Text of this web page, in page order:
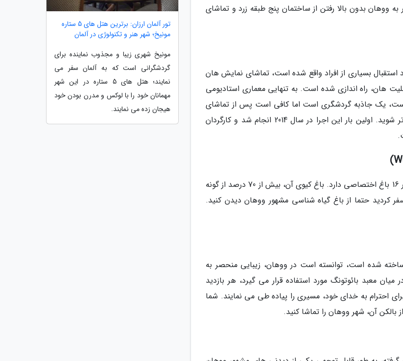
ووهان بدون بالا رفتن از ساختمان پنج طبقه زرد و تماشای
بسیاری از افراد واقع شده است، تماشای نمایش هان
هان، راه اندازی شده است. به تنهایی معماری استادیومی
یک جاذبه گردشگری است اما کافی است پس از تماشای
این شگفتی معماری، برای تماشای نمایش وارد این آمفی تئاتر شوید. اولین بار این اجرا در سال 2014 انجام شد و کارگردان
باغ گیاه شناسی ووهان در مجموع بیش از 4000 گونه گیاهی در 16 باغ اختصاصی دارد. باغ کیوی آن، بیش از 70 درصد از گونه
کردید حتما از باغ گیاه شناسی مشهور ووهان دیدن کنید.
شده است، توانسته است در ووهان، زیبایی منحصر به
معبد بائوتونگ مورد استفاده قرار می گیرد، هر بازدید
احترام به خدای خود، مسیری را پیاده طی می نمایند. شما
بالکن آن، شهر ووهان را تماشا کنید.
تور آلمان ارزان: برترین هتل های 5 ستاره
مونیخ؛ شهر هنر و تکنولوژی در آلمان
مونیخ شهری زیبا و مجذوب نماینده برای
گردشگرانی است که به آلمان سفر می
نمایند؛ هتل های 5 ستاره در این شهر
مهمانان خود را با لوکس و مدرن بودن خود
هیجان زده می نمایند.